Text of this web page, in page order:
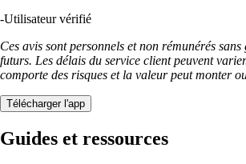
-Utilisateur vérifié
Ces avis sont personnels et non rémunérés
futurs. Les délais du service client peuvent
comporte des risques et la valeur peut monter
Télécharger l'app
Guides et ressources